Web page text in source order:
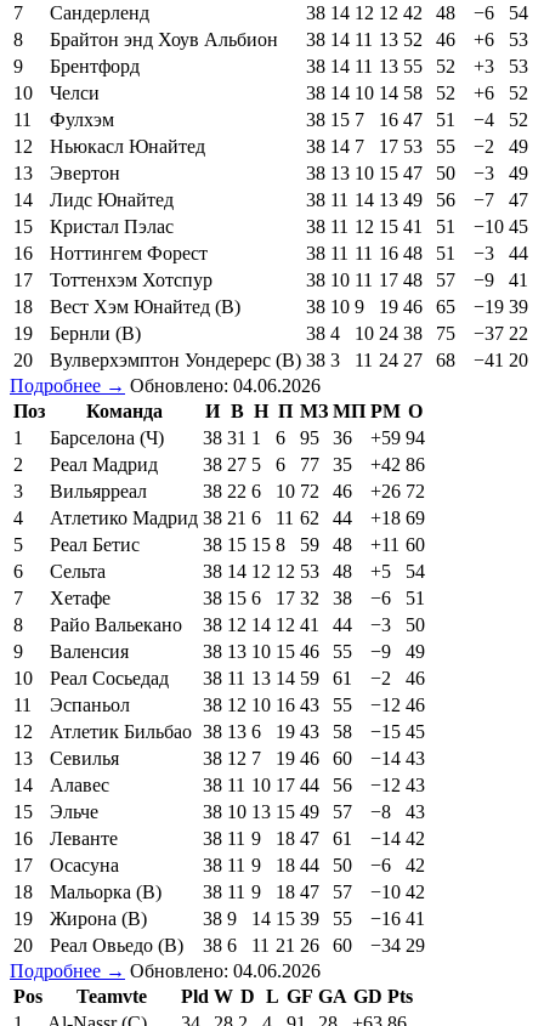
7
Сандерленд 38 14 12 12 42 48 −6
54
8
Брайтон энд Хоув Альбион 38 14 11 13 52 46 +6
53
9
Брентфорд 38 14 11 13 55 52 +3
53
10
Челси 38 14 10 14 58 52 +6
52
11
Фулхэм 38 15 7 16 47 51 −4
52
12
Ньюкасл Юнайтед 38 14 7 17 53 55 −2
49
13
Эвертон 38 13 10 15 47 50 −3
49
14
Лидс Юнайтед 38 11 14 13 49 56 −7
47
15
Кристал Пэлас 38 11 12 15 41 51 −10 45
16
Ноттингем Форест 38 11 11 16 48 51 −3
44
17
Тоттенхэм Хотспур 38 10 11 17 48 57 −9
41
18
Вест Хэм Юнайтед (В) 38 10 9 19 46 65 −19 39
19
Бернли (В) 38 4 10 24 38 75 −37 22
20
Вулверхэмптон Уондерерс (В) 38 3 11 24 27 68 −41 20
Подробнее → Обновлено: 04.06.2026
Поз
Команда И В Н П МЗ МП РМ О
1
Барселона (Ч) 38 31 1 6 95 36 +59 94
2
Реал Мадрид 38 27 5 6 77 35 +42 86
3
Вильярреал 38 22 6 10 72 46 +26 72
4
Атлетико Мадрид 38 21 6 11 62 44 +18 69
5
Реал Бетис 38 15 15 8 59 48 +11 60
6
Сельта 38 14 12 12 53 48 +5
54
7
Хетафе 38 15 6 17 32 38 −6
51
8
Райо Вальекано 38 12 14 12 41 44 −3
50
9
Валенсия 38 13 10 15 46 55 −9
49
10
Реал Сосьедад 38 11 13 14 59 61 −2
46
11
Эспаньол 38 12 10 16 43 55 −12 46
12
Атлетик Бильбао 38 13 6 19 43 58 −15 45
13
Севилья 38 12 7 19 46 60 −14 43
14
Алавес 38 11 10 17 44 56 −12 43
15
Эльче 38 10 13 15 49 57 −8
43
16
Леванте 38 11 9 18 47 61 −14 42
17
Осасуна 38 11 9 18 44 50 −6
42
18
Мальорка (В) 38 11 9 18 47 57 −10 42
19
Жирона (В) 38 9 14 15 39 55 −16 41
20
Реал Овьедо (В) 38 6 11 21 26 60 −34 29
Подробнее → Обновлено: 04.06.2026
Pos
Teamvte Pld W D L GF GA GD Pts